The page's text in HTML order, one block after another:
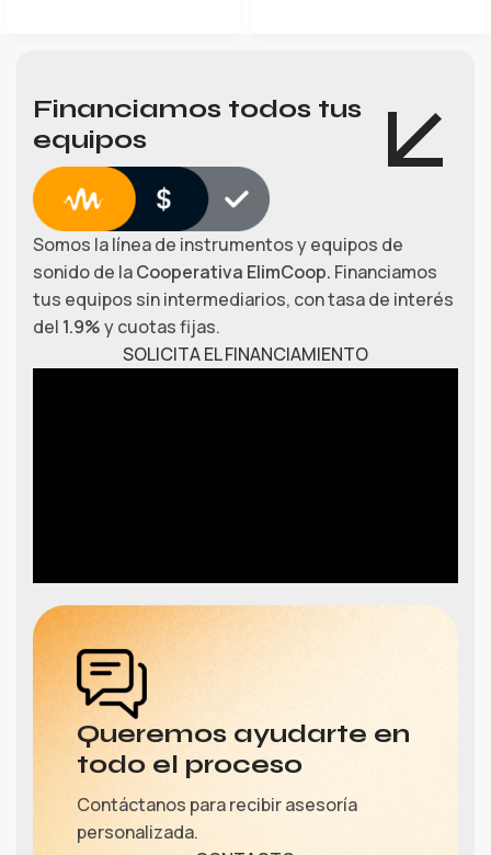
Financiamos todos tus
equipos
Somos la línea de instrumentos y equipos de
sonido de laCooperativa ElimCoop. Financiamos
tus equipos sin intermediarios, con tasa de interés
del 1.9%y cuotas fijas.
SOLICITA EL FINANCIAMIENTO
Queremos ayudarte en
todo el proceso
Contáctanos para recibir asesoría
personalizada.